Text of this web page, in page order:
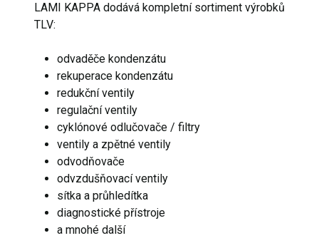
LAMI KAPPA dodává kompletní sortiment výrobků
TLV:
odvaděče kondenzátu
rekuperace kondenzátu
redukční ventily
regulační ventily
cyklónové odlučovače / filtry
ventily a zpětné ventily
odvodňovače
odvzdušňovací ventily
sítka a průhledítka
diagnostické přístroje
a mnohé další